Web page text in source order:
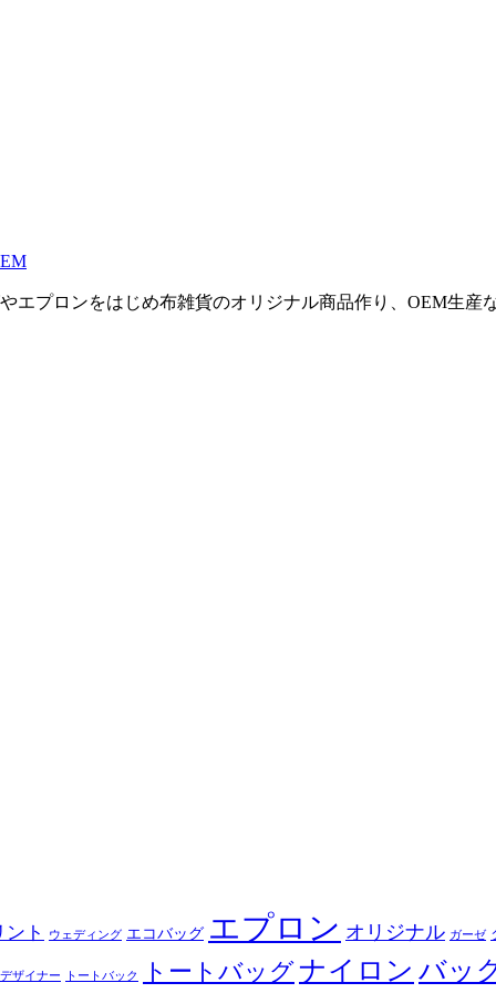
エプロンをはじめ布雑貨のオリジナル商品作り、OEM生産
ト ウェディング エコバッグ エプロン オリジナル ガーゼ
ザイナー トートバック トートバッグナイロン バッ